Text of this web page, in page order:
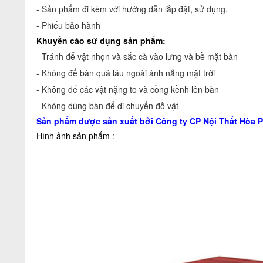
- Sản phẩm đi kèm với hướng dẫn lắp đặt, sử dụng.
- Phiếu bảo hành
Khuyến cáo sử dụng sản phẩm:
- Tránh để vật nhọn và sắc cà vào lưng và bề mặt bàn
- Không để bàn quá lâu ngoài ánh nắng mặt trời
- Không để các vật nặng to và cồng kềnh lên bàn
- Không dùng bàn để di chuyển đồ vật
Sản phẩm được sản xuất bởi Công ty CP Nội Thất Hòa
Hình ảnh sản phẩm :